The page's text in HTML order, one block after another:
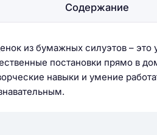
из бумажных силуэтов –
постановки прямо в
навыки и умение
Содержание